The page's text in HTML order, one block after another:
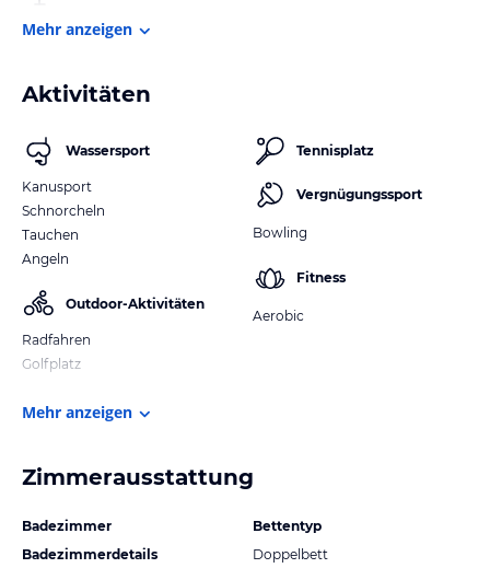
Mehr anzeigen
Aktivitäten
Wassersport
Kanusport
Schnorcheln
Tauchen
Angeln
Outdoor-Aktivitäten
Radfahren
Golfplatz
Tennisplatz
Vergnügungssport
Bowling
Fitness
Aerobic
Mehr anzeigen
Zimmerausstattung
Badezimmer
Badezimmerdetails
Bettentyp
Doppelbett